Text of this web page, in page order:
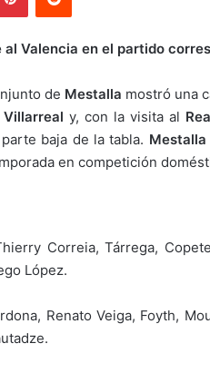
Valencia en el partido
de Mestalla mostró una
Villarreal y, con la visita al
baja de la tabla. Mestalla
en competición
Correia, Tárrega,
López.
Renato Veiga, Foyth,